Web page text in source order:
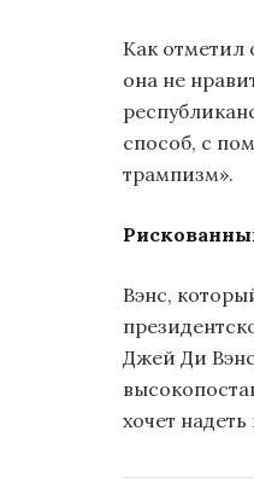
Как отметил
она не
способ, с
трампизм».
Вэнс,
Джей Ди
хочет